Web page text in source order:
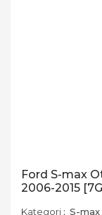
Ford S-max
2006-2015
Kategori S-max